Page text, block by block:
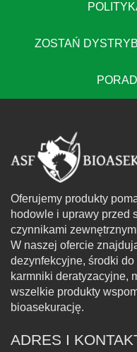
ZOSTAŃ
Oferujemy produkty
hodowle i uprawy przed
czynnikami
W naszej ofercie
dezynfekcyjne, środki do
karmniki deratyzacyjne,
wszelkie produkty
bioasekurację.
ADRES I